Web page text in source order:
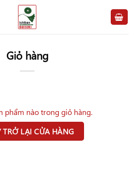
Giỏ hàng
phẩm nào trong giỏ hàng.
TRỞ LẠI CỬA HÀNG